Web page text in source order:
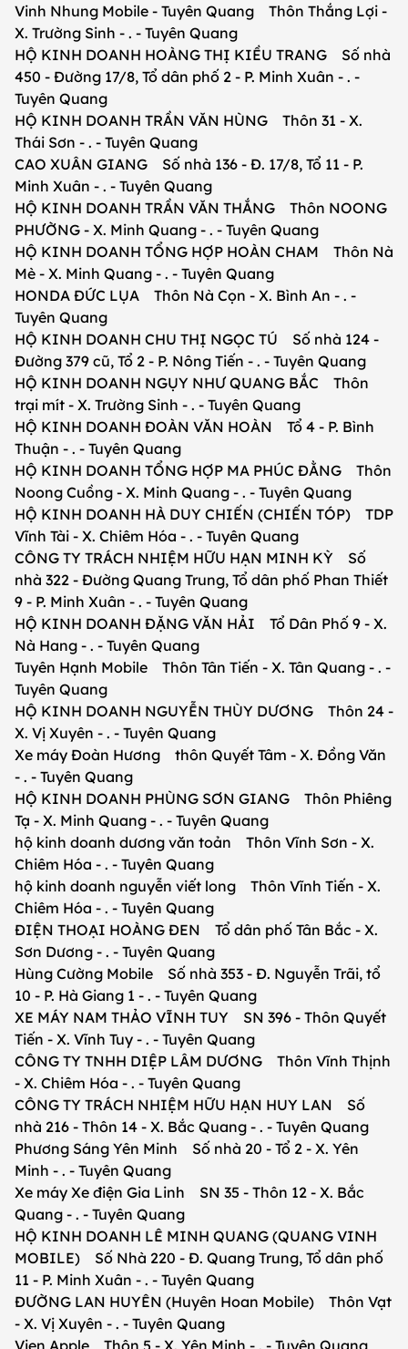
Vinh Nhung Mobile - Tuyên Quang Thôn Thắng Lợi -
X. Trường Sinh - . - Tuyên Quang
HỘ KINH DOANH HOÀNG THỊ KIỀU TRANG Số nhà
450 - Đường 17/8, Tổ dân phố 2 - P. Minh Xuân - . -
Tuyên Quang
HỘ KINH DOANH TRẦN VĂN HÙNG Thôn 31 - X.
Thái Sơn - . - Tuyên Quang
CAO XUÂN GIANG Số nhà 136 - Đ. 17/8, Tổ 11 - P.
Minh Xuân - . - Tuyên Quang
HỘ KINH DOANH TRẦN VĂN THẮNG Thôn NOONG
PHƯỜNG - X. Minh Quang - . - Tuyên Quang
HỘ KINH DOANH TỔNG HỢP HOÀN CHAM Thôn Nà
Mè - X. Minh Quang - . - Tuyên Quang
HONDA ĐỨC LỤA Thôn Nà Cọn - X. Bình An - . -
Tuyên Quang
HỘ KINH DOANH CHU THỊ NGỌC TÚ Số nhà 124 -
Đường 379 cũ, Tổ 2 - P. Nông Tiến - . - Tuyên Quang
HỘ KINH DOANH NGỤY NHƯ QUANG BẮC Thôn
trại mít - X. Trường Sinh - . - Tuyên Quang
HỘ KINH DOANH ĐOÀN VĂN HOÀN Tổ 4 - P. Bình
Thuận - . - Tuyên Quang
HỘ KINH DOANH TỔNG HỢP MA PHÚC ĐẰNG Thôn
Noong Cuồng - X. Minh Quang - . - Tuyên Quang
HỘ KINH DOANH HÀ DUY CHIẾN (CHIẾN TÓP) TDP
Vĩnh Tài - X. Chiêm Hóa - . - Tuyên Quang
CÔNG TY TRÁCH NHIỆM HỮU HẠN MINH KỲ Số
nhà 322 - Đường Quang Trung, Tổ dân phố Phan Thiết
9 - P. Minh Xuân - . - Tuyên Quang
HỘ KINH DOANH ĐẶNG VĂN HẢI Tổ Dân Phố 9 - X.
Nà Hang - . - Tuyên Quang
Tuyên Hạnh Mobile Thôn Tân Tiến - X. Tân Quang - . -
Tuyên Quang
HỘ KINH DOANH NGUYỄN THÙY DƯƠNG Thôn 24 -
X. Vị Xuyên - . - Tuyên Quang
Xe máy Đoàn Hương thôn Quyết Tâm - X. Đồng Văn
- . - Tuyên Quang
HỘ KINH DOANH PHÙNG SƠN GIANG Thôn Phiêng
Tạ - X. Minh Quang - . - Tuyên Quang
hộ kinh doanh dương văn toản Thôn Vĩnh Sơn - X.
Chiêm Hóa - . - Tuyên Quang
hộ kinh doanh nguyễn viết long Thôn Vĩnh Tiến - X.
Chiêm Hóa - . - Tuyên Quang
ĐIỆN THOẠI HOÀNG ĐEN Tổ dân phố Tân Bắc - X.
Sơn Dương - . - Tuyên Quang
Hùng Cường Mobile Số nhà 353 - Đ. Nguyễn Trãi, tổ
10 - P. Hà Giang 1 - . - Tuyên Quang
XE MÁY NAM THẢO VĨNH TUY SN 396 - Thôn Quyết
Tiến - X. Vĩnh Tuy - . - Tuyên Quang
CÔNG TY TNHH DIỆP LÂM DƯƠNG Thôn Vĩnh Thịnh
- X. Chiêm Hóa - . - Tuyên Quang
CÔNG TY TRÁCH NHIỆM HỮU HẠN HUY LAN Số
nhà 216 - Thôn 14 - X. Bắc Quang - . - Tuyên Quang
Phương Sáng Yên Minh Số nhà 20 - Tổ 2 - X. Yên
Minh - . - Tuyên Quang
Xe máy Xe điện Gia Linh SN 35 - Thôn 12 - X. Bắc
Quang - . - Tuyên Quang
HỘ KINH DOANH LÊ MINH QUANG (QUANG VINH
MOBILE) Số Nhà 220 - Đ. Quang Trung, Tổ dân phố
11 - P. Minh Xuân - . - Tuyên Quang
ĐƯỜNG LAN HUYÊN (Huyên Hoan Mobile) Thôn Vạt
- X. Vị Xuyên - . - Tuyên Quang